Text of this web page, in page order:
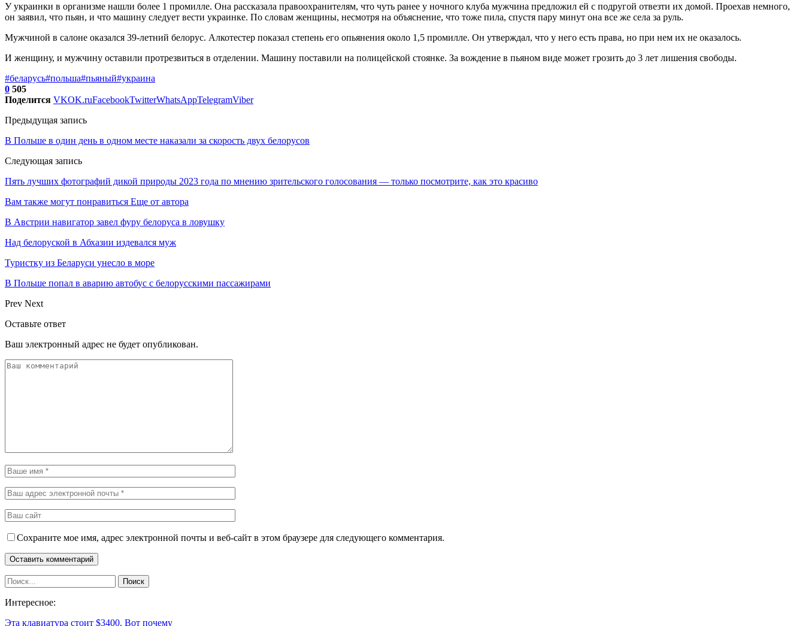
У украинки в организме нашли более 1 промилле. Она рассказала правоохранителям, что чуть ранее у ночного клуба мужчина предложил ей с подругой отвезти их домой. Проехав немного,
он заявил, что пьян, и что машину следует вести украинке. По словам женщины, несмотря на объяснение, что тоже пила, спустя пару минут она все же села за руль.
Мужчиной в салоне оказался 39-летний белорус. Алкотестер показал степень его опьянения около 1,5 промилле. Он утверждал, что у него есть права, но при нем их не оказалось.
И женщину, и мужчину оставили протрезвиться в отделении. Машину поставили на полицейской стоянке. За вождение в пьяном виде может грозить до 3 лет лишения свободы.
#беларусь#польша#пьяный#украина
0 505
Поделится VKOK.ruFacebookTwitterWhatsAppTelegramViber
Предыдущая запись
В Польше в один день в одном месте наказали за скорость двух белорусов
Следующая запись
Пять лучших фотографий дикой природы 2023 года по мнению зрительского голосования — только посмотрите, как это красиво
Вам также могут понравиться Еще от автора
В Австрии навигатор завел фуру белоруса в ловушку
Над белоруской в Абхазии издевался муж
Туристку из Беларуси унесло в море
В Польше попал в аварию автобус с белорусскими пассажирами
Prev Next
Оставьте ответ
Ваш электронный адрес не будет опубликован.
Сохраните мое имя, адрес электронной почты и веб-сайт в этом браузере для следующего комментария.
Интересное:
Эта клавиатура стоит $3400. Вот почему